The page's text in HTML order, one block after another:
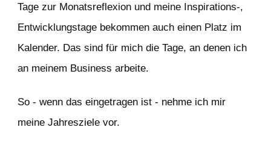
Tage zur Monatsreflexion und meine Inspirations-,
Entwicklungstage bekommen auch einen Platz im
Kalender. Das sind für mich die Tage, an denen ich
an meinem Business arbeite.
So - wenn das eingetragen ist - nehme ich mir
meine Jahresziele vor.